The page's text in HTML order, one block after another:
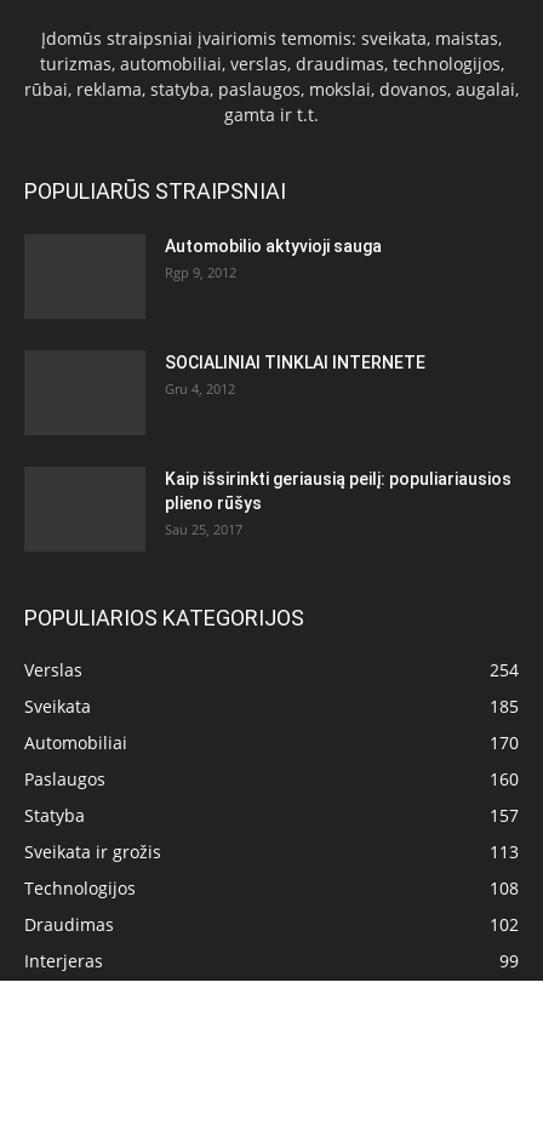
Įdomūs straipsniai įvairiomis temomis: sveikata, maistas,
turizmas, automobiliai, verslas, draudimas, technologijos,
rūbai, reklama, statyba, paslaugos, mokslai, dovanos, augalai,
gamta ir t.t.
POPULIARŪS STRAIPSNIAI
Automobilio aktyvioji sauga
Rgp 9, 2012
SOCIALINIAI TINKLAI INTERNETE
Gru 4, 2012
Kaip išsirinkti geriausią peilį: populiariausios
plieno rūšys
Sau 25, 2017
POPULIARIOS KATEGORIJOS
Verslas
254
Sveikata
185
Automobiliai
170
Paslaugos
160
Statyba
157
Sveikata ir grožis
113
Technologijos
108
Draudimas
102
Interjeras
99